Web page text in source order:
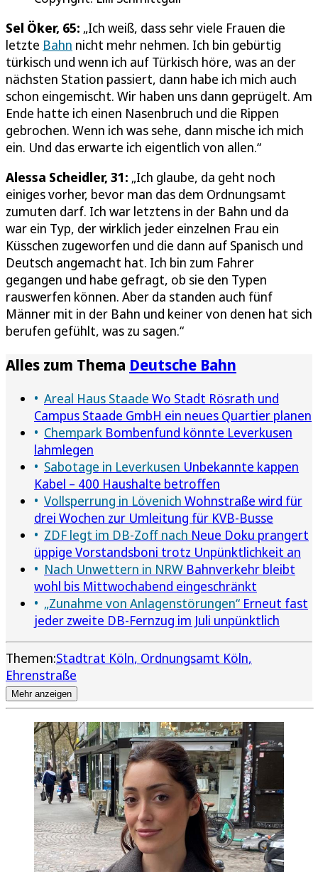
Sel Öker, 65: „Ich weiß, dass sehr viele Frauen die
letzte Bahn nicht mehr nehmen. Ich bin gebürtig
türkisch und wenn ich auf Türkisch höre, was an der
nächsten Station passiert, dann habe ich mich auch
schon eingemischt. Wir haben uns dann geprügelt. Am
Ende hatte ich einen Nasenbruch und die Rippen
gebrochen. Wenn ich was sehe, dann mische ich mich
ein. Und das erwarte ich eigentlich von allen.“
Alessa Scheidler, 31: „Ich glaube, da geht noch
einiges vorher, bevor man das dem Ordnungsamt
zumuten darf. Ich war letztens in der Bahn und da
war ein Typ, der wirklich jeder einzelnen Frau ein
Küsschen zugeworfen und die dann auf Spanisch und
Deutsch angemacht hat. Ich bin zum Fahrer
gegangen und habe gefragt, ob sie den Typen
rauswerfen können. Aber da standen auch fünf
Männer mit in der Bahn und keiner von denen hat sich
berufen gefühlt, was zu sagen.“
Alles zum Thema Deutsche Bahn
Areal Haus Staade Wo Stadt Rösrath und
Campus Staade GmbH ein neues Quartier planen
Chempark Bombenfund könnte Leverkusen
lahmlegen
Sabotage in Leverkusen Unbekannte kappen
Kabel – 400 Haushalte betroffen
Vollsperrung in Lövenich Wohnstraße wird für
drei Wochen zur Umleitung für KVB-Busse
ZDF legt im DB-Zoff nach Neue Doku prangert
üppige Vorstandsboni trotz Unpünktlichkeit an
Nach Unwettern in NRW Bahnverkehr bleibt
wohl bis Mittwochabend eingeschränkt
„Zunahme von Anlagenstörungen“ Erneut fast
jeder zweite DB-Fernzug im Juli unpünktlich
Themen:Stadtrat Köln Ordnungsamt Köln
Ehrenstraße
Mehr anzeigen